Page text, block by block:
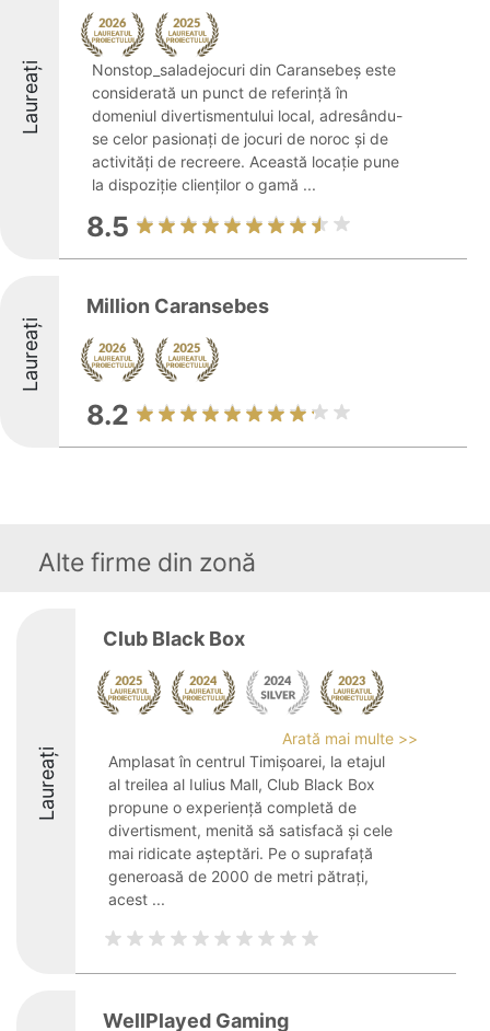
Laureați
Nonstop_saladejocuri din Caransebeș este
considerată un punct de referință în
domeniul divertismentului local, adresându-
se celor pasionați de jocuri de noroc și de
activități de recreere. Această locație pune
la dispoziție clienților o gamă ...
8.5
Laureați
Million Caransebes
8.2
Alte firme din zonă
Laureați
Club Black Box
Arată mai multe >>
Amplasat în centrul Timișoarei, la etajul
al treilea al Iulius Mall, Club Black Box
propune o experiență completă de
divertisment, menită să satisfacă și cele
mai ridicate așteptări. Pe o suprafață
generoasă de 2000 de metri pătrați,
acest ...
WellPlayed Gaming